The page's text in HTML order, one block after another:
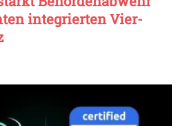
integrierten Vier-